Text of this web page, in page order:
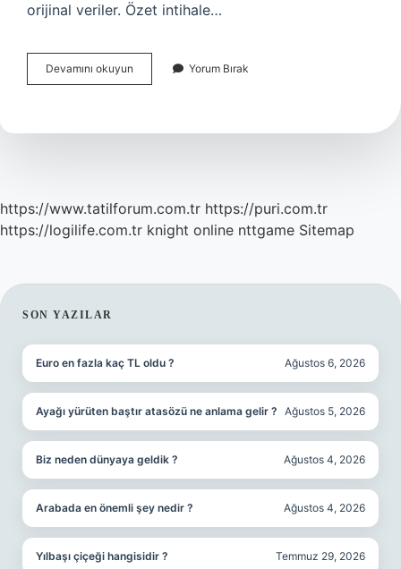
orijinal veriler. Özet intihale…
Devamını okuyun
Tezin
Sokulur
Yorum Bırak
https://www.tatilforum.com.tr https://puri.com.tr
https://logilife.com.tr knight online nttgame Sitemap
SIDEBAR
SON YAZILAR
Euro en fazla kaç TL oldu ? Ağustos 6, 2026
Ayağı yürüten baştır atasözü ne anlama gelir ? Ağustos 5, 2026
Biz neden dünyaya geldik ? Ağustos 4, 2026
Arabada en önemli şey nedir ? Ağustos 4, 2026
Yılbaşı çiçeği hangisidir ? Temmuz 29, 2026